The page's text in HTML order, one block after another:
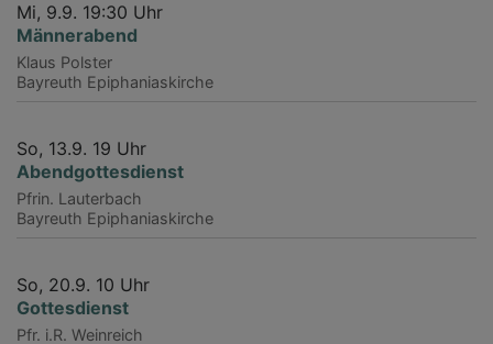
Mi, 9.9. 19:30 Uhr
Männerabend
Klaus Polster
Bayreuth Epiphaniaskirche
So, 13.9. 19 Uhr
Abendgottesdienst
Pfrin. Lauterbach
Bayreuth Epiphaniaskirche
So, 20.9. 10 Uhr
Gottesdienst
Pfr. i.R. Weinreich